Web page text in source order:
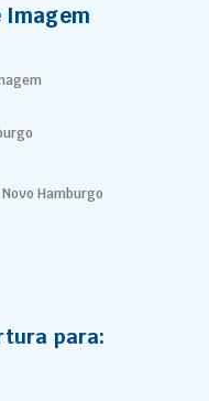
Imagem
Hamburgo
para: